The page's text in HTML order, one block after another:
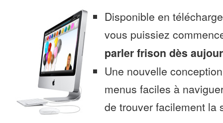
Disponible en
vous puissiez
parler frison dès
Une nouvelle
menus faciles à
de trouver facilement la